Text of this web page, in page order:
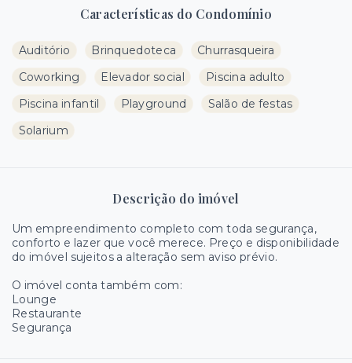
Características do Condomínio
Auditório Brinquedoteca
Churrasqueira
Coworking
Elevador social
Piscina adulto
Piscina infantil
Playground
Salão de festas
Solarium
Descrição do imóvel
Um empreendimento completo com toda segurança,
conforto e lazer que você merece. Preço e disponibilidade
do imóvel sujeitos a alteração sem aviso prévio.
O imóvel conta também com:
Lounge
Restaurante
Segurança